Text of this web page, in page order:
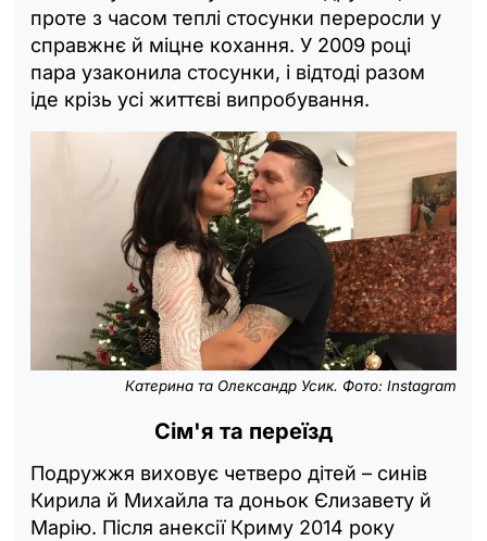
проте з часом теплі стосунки переросли у
справжнє й міцне кохання. У 2009 році
пара узаконила стосунки, і відтоді разом
іде крізь усі життєві випробування.
Катерина та Олександр Усик. Фото: Instagram
Сім'я та переїзд
Подружжя виховує четверо дітей – синів
Кирила й Михайла та доньок Єлизавету й
Марію. Після анексії Криму 2014 року